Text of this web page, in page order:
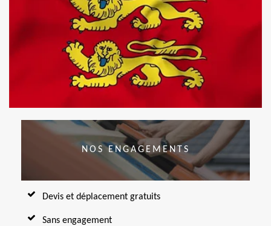
NOS ENGAGEMENTS
Devis et déplacement gratuits
Sans engagement